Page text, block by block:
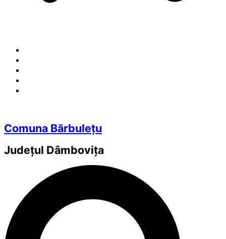
Comuna Bărbulețu
Județul Dâmbovița